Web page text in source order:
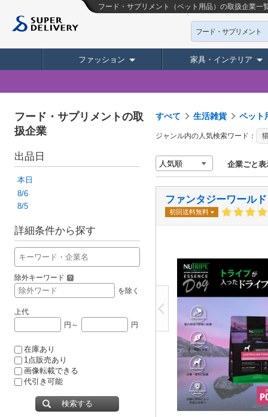
フード・サプリメント（ペット用品）の取扱企業一
フード・サプリメント
ファッション 家具・インテリア
フード・サプリメントの取
扱企業
出品日
本日
8/6
8/5
詳細条件から探す
除外キーワード
を除く
上代
円～
円
在庫あり
1点販売あり
画像転載できる
代引き可能
検索する
すべて 生活雑貨 ペット
ジャンル内の人気検索ワード：
企業ごと表
ファンタジーワールド
初回送料無料